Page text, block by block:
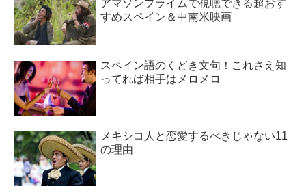
アマゾンプライムで視聴できる超おす
すめスペイン＆中南米映画
スペイン語のくどき文句！これさえ知
ってれば相手はメロメロ
メキシコ人と恋愛するべきじゃない11
の理由